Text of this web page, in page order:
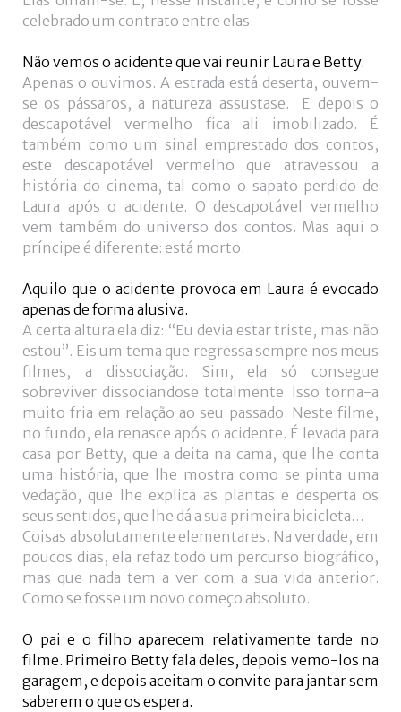
celebrado um contrato entre elas.
Não vemos o acidente que vai reunir Laura e Betty.
Apenas o ouvimos. A estrada está deserta, ouvem-
se os pássaros, a natureza assustase. E depois o
descapotável vermelho fica ali imobilizado. É
também como um sinal emprestado dos contos,
este descapotável vermelho que atravessou a
história do cinema, tal como o sapato perdido de
Laura após o acidente. O descapotável vermelho
vem também do universo dos contos. Mas aqui o
príncipe é diferente: está morto.
Aquilo que o acidente provoca em Laura é evocado
apenas de forma alusiva.
A certa altura ela diz: “Eu devia estar triste, mas não
estou”. Eis um tema que regressa sempre nos meus
filmes, a dissociação. Sim, ela só consegue
sobreviver dissociandose totalmente. Isso torna-a
muito fria em relação ao seu passado. Neste filme,
no fundo, ela renasce após o acidente. É levada para
casa por Betty, que a deita na cama, que lhe conta
uma história, que lhe mostra como se pinta uma
vedação, que lhe explica as plantas e desperta os
seus sentidos, que lhe dá a sua primeira bicicleta…
Coisas absolutamente elementares. Na verdade, em
poucos dias, ela refaz todo um percurso biográfico,
mas que nada tem a ver com a sua vida anterior.
Como se fosse um novo começo absoluto.
O pai e o filho aparecem relativamente tarde no
filme. Primeiro Betty fala deles, depois vemo-los na
garagem, e depois aceitam o convite para jantar sem
saberem o que os espera.